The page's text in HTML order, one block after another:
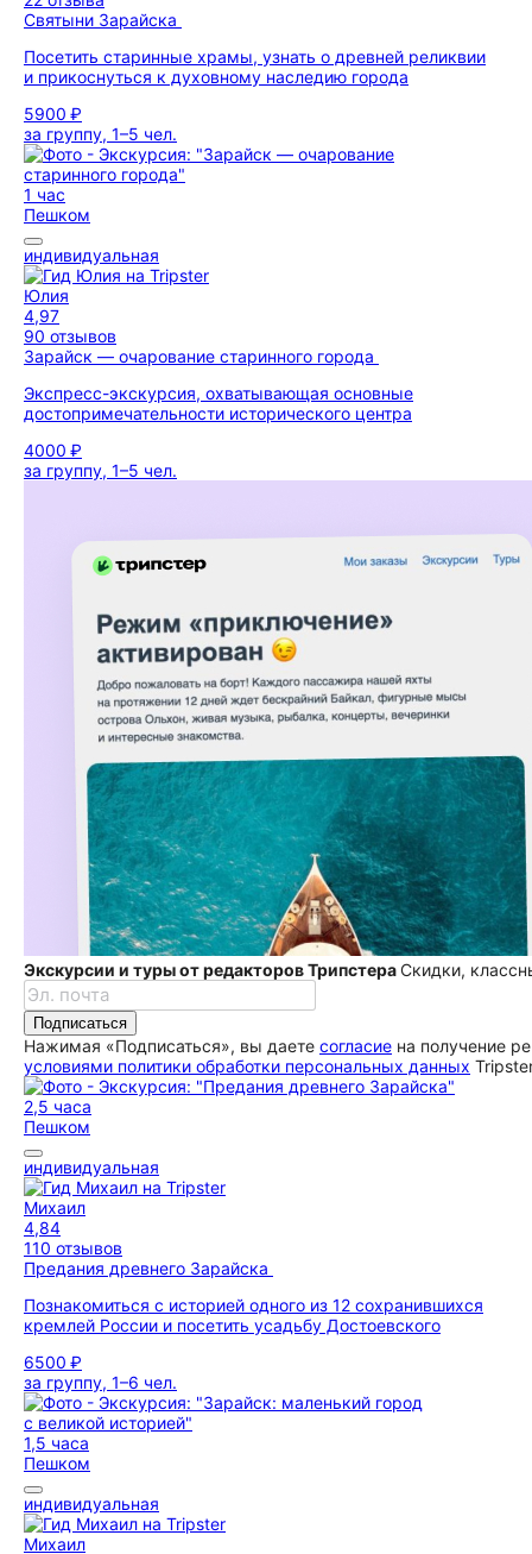
Святыни Зарайска
Посетить старинные храмы, узнать о древней реликвии
и прикоснуться к духовному наследию города
5900 ₽
за группу, 1–5 чел.
1 час
Пешком
индивидуальная
Юлия
4,97
90 отзывов
Зарайск — очарование старинного города
Экспресс-экскурсия, охватывающая основные
достопримечательности исторического центра
4000 ₽
за группу, 1–5 чел.
Экскурсии и туры от редакторов ТрипстераСкидки,
Подписаться
Нажимая «Подписаться», вы даете согласие на получение
условиями политики обработки персональных данных
2,5 часа
Пешком
индивидуальная
Михаил
4,84
110 отзывов
Предания древнего Зарайска
Познакомиться с историей одного из 12 сохранившихся
кремлей России и посетить усадьбу Достоевского
6500 ₽
за группу, 1–6 чел.
1,5 часа
Пешком
индивидуальная
Михаил